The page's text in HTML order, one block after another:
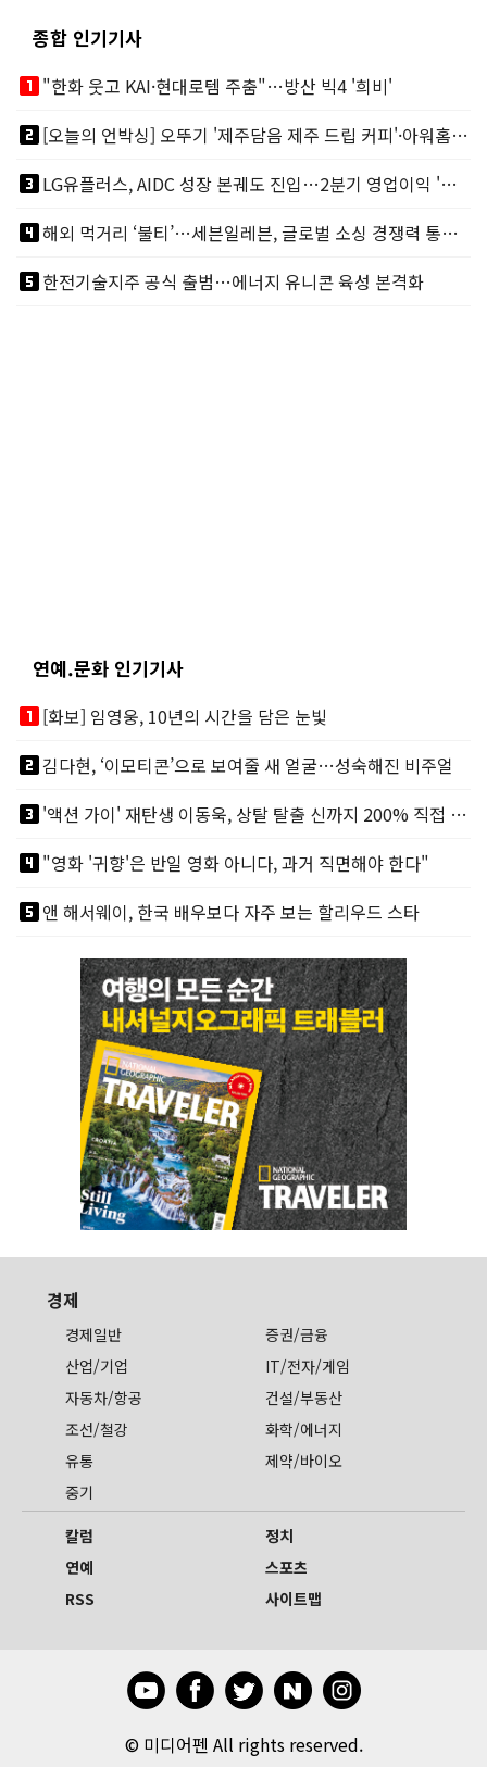
종합 인기기사
looks_one"한화 웃고 KAI·현대로템 주춤"…방산 빅4 '희비'
looks_two
[오늘의 언박싱] 오뚜기 '제주담음 제주 드립 커피'·아워홈 ‘갓석박지’ 外
looks_3
LG유플러스, AIDC 성장 본궤도 진입…2분기 영업이익 '역대 최대'
looks_4
해외 먹거리 ‘불티’…세븐일레븐, 글로벌 소싱 경쟁력 통했다
looks_5한전기술지주 공식 출범…에너지 유니콘 육성 본격화
연예.문화 인기기사
looks_one[화보] 임영웅, 10년의 시간을 담은 눈빛
looks_two김다현, ‘이모티콘’으로 보여줄 새 얼굴…성숙해진 비주얼
looks_3
'액션 가이' 재탄생 이동욱, 상탈 탈출 신까지 200% 직접 소화
looks_4"영화 '귀향'은 반일 영화 아니다, 과거 직면해야 한다"
looks_5앤 해서웨이, 한국 배우보다 자주 보는 할리우드 스타
경제
경제일반
증권/금융
산업/기업
IT/전자/게임
자동차/항공
건설/부동산
조선/철강
화학/에너지
유통
제약/바이오
중기
칼럼
정치
연예
스포츠
RSS
사이트맵
© 미디어펜 All rights reserved.